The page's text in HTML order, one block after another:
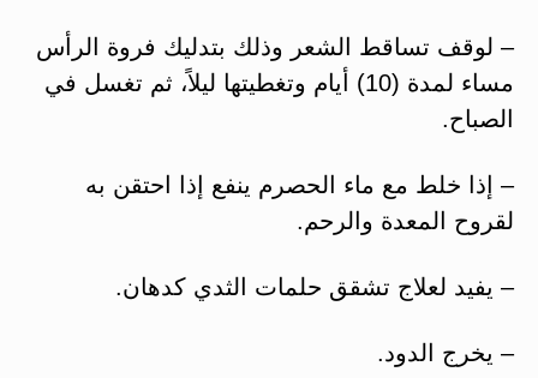
– لوقف تساقط الشعر وذلك بتدليك فروة الرأس
مساء لمدة (10) أيام وتغطيتها ليلاً، ثم تغسل في
الصباح.
– إذا خلط مع ماء الحصرم ينفع إذا احتقن به
لقروح المعدة والرحم.
– يفيد لعلاج تشقق حلمات الثدي كدهان.
– يخرج الدود.